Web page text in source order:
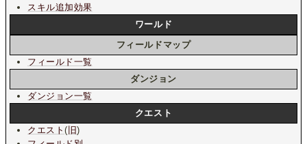
スキル追加効果
ワールド
フィールドマップ
フィールド一覧
ダンジョン
ダンジョン一覧
クエスト
クエスト( 旧)